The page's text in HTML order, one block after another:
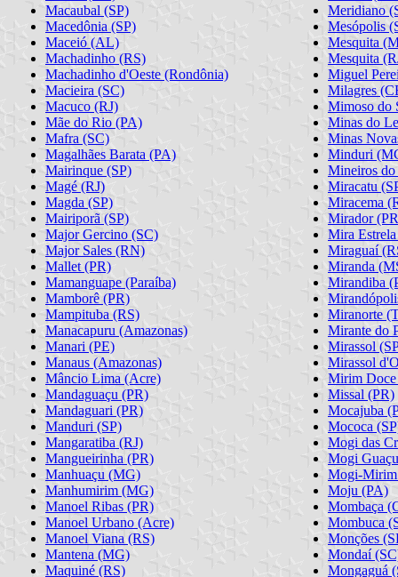
Macaubal (SP)
Macedônia (SP)
Maceió (AL)
Machadinho (RS)
Machadinho d'Oeste (Rondônia)
Macieira (SC)
Macuco (RJ)
Mãe do Rio (PA)
Mafra (SC)
Magalhães Barata (PA)
Mairinque (SP)
Magé (RJ)
Magda (SP)
Mairiporã (SP)
Major Gercino (SC)
Major Sales (RN)
Mallet (PR)
Mamanguape (Paraíba)
Mamborê (PR)
Mampituba (RS)
Manacapuru (Amazonas)
Manari (PE)
Manaus (Amazonas)
Mâncio Lima (Acre)
Mandaguaçu (PR)
Mandaguari (PR)
Manduri (SP)
Mangaratiba (RJ)
Mangueirinha (PR)
Manhuaçu (MG)
Manhumirim (MG)
Manoel Ribas (PR)
Manoel Urbano (Acre)
Manoel Viana (RS)
Mantena (MG)
Maquiné (RS)
Meridiano
Mesópolis
Mesquita
Mesquita
Miguel
Milagres
Mimoso do
Minas do
Minas
Minduri
Mineiros do
Miracatu
Miracema
Mirador
Mira
Miraguaí
Miranda
Mirandiba
Miranorte
Mirante do
Mirassol
Mirassol
Mirim
Missal (PR)
Mocajuba
Mococa
Mogi das
Mogi
Mogi-Mirim
Moju (PA)
Mombaça
Mombuca
Monções
Mondaí
Mongaguá